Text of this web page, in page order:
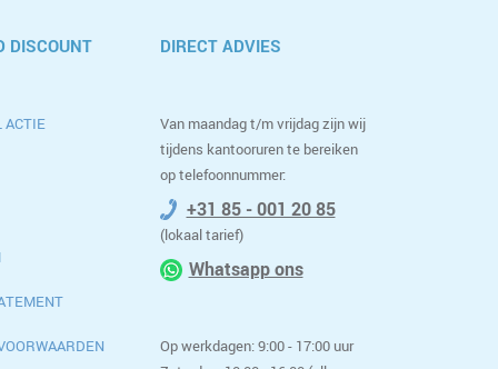
DISCOUNT
ACTIE
DIRECT ADVIES
Van maandag t/m vrijdag zijn wij
tijdens kantooruren te bereiken
op telefoonnummer:
+31 85 - 001 20 85
(lokaal tarief)
Whatsapp ons
Op werkdagen: 9:00 - 17:00 uur